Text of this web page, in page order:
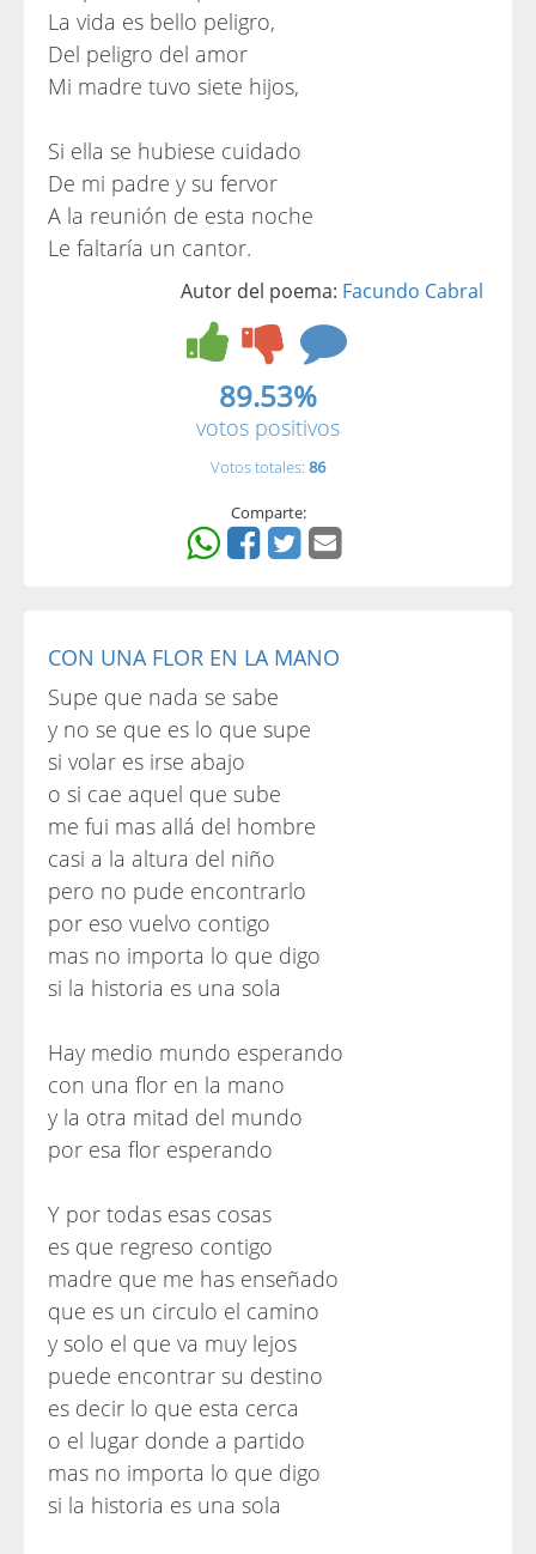
La vida es bello peligro,
Del peligro del amor
Mi madre tuvo siete hijos,
Si ella se hubiese cuidado
De mi padre y su fervor
A la reunión de esta noche
Le faltaría un cantor.
Autor del poema: Facundo Cabral
89.53%
votos positivos
Votos totales: 86
Comparte:
CON UNA FLOR EN LA MANO
Supe que nada se sabe
y no se que es lo que supe
si volar es irse abajo
o si cae aquel que sube
me fui mas allá del hombre
casi a la altura del niño
pero no pude encontrarlo
por eso vuelvo contigo
mas no importa lo que digo
si la historia es una sola
Hay medio mundo esperando
con una flor en la mano
y la otra mitad del mundo
por esa flor esperando
Y por todas esas cosas
es que regreso contigo
madre que me has enseñado
que es un circulo el camino
y solo el que va muy lejos
puede encontrar su destino
es decir lo que esta cerca
o el lugar donde a partido
mas no importa lo que digo
si la historia es una sola